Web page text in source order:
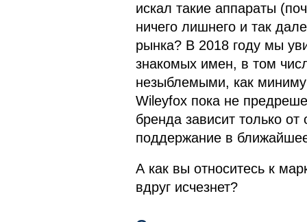
искал такие аппараты
ничего лишнего и так
рынка? В 2018 году мы
знакомых имен, в том
незыблемыми, как
Wileyfox пока не
бренда зависит только от
поддержание в
А как вы относитесь к
вдруг исчезнет?